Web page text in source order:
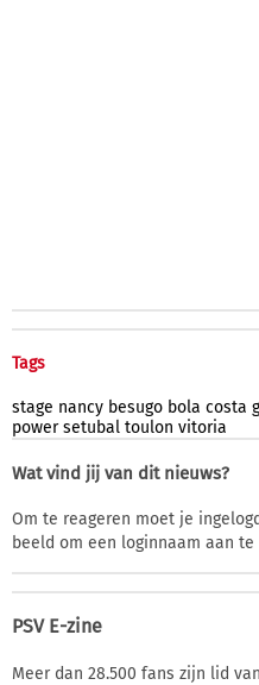
Tags
stage nancy besugo bola costa
power setubal toulon vitoria
Wat vind jij van dit nieuws?
Om te reageren moet je
beeld om een loginnaam aan
PSV E-zine
Meer dan 28.500 fans zijn lid